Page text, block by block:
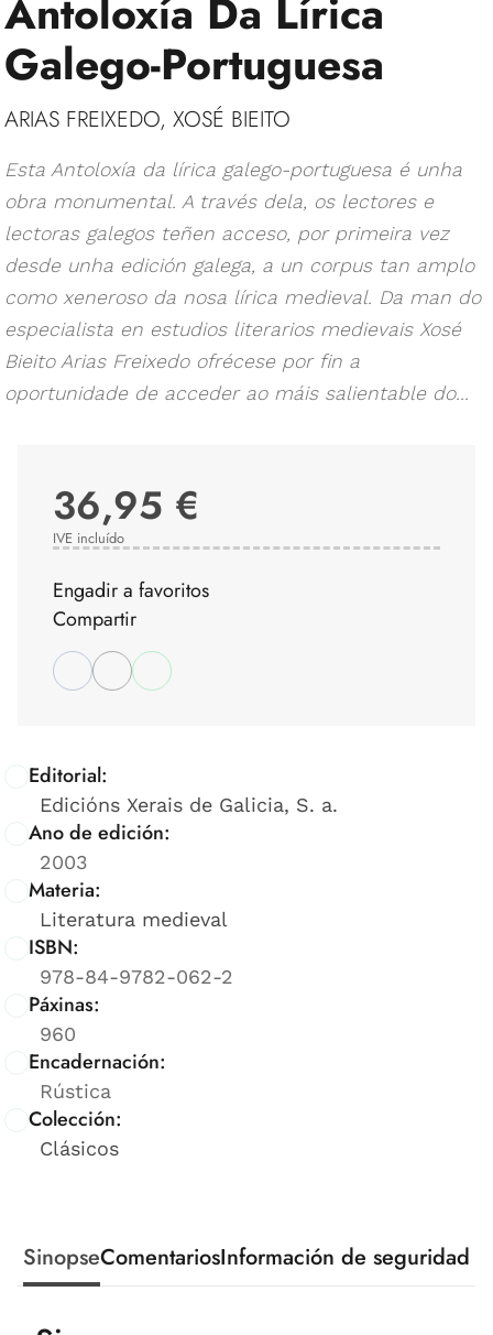
Antoloxía Da Lírica
Galego-Portuguesa
ARIAS FREIXEDO, XOSÉ BIEITO
Esta Antoloxía da lírica galego-portuguesa é unha
obra monumental. A través dela, os lectores e
lectoras galegos teñen acceso, por primeira vez
desde unha edición galega, a un corpus tan amplo
como xeneroso da nosa lírica medieval. Da man do
especialista en estudios literarios medievais Xosé
Bieito Arias Freixedo ofrécese por fin a
oportunidade de acceder ao máis salientable do...
Editorial:
Edicións Xerais de Galicia, S. a.
Ano de edición:
2003
Materia:
Literatura medieval
ISBN:
978-84-9782-062-2
Páxinas:
960
Encadernación:
Rústica
Colección:
Clásicos
36,95 €
IVE incluído
Engadir a favoritos
Compartir
SinopseComentariosInformación de seguridad